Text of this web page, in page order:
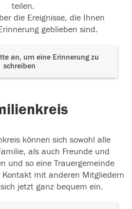
teilen.
die Ereignisse, die Ihnen
geblieben sind.
an, um eine Erinnerung zu
schreiben
können sich sowohl alle
als auch Freunde und
und so eine Trauergemeinde
Kontakt mit anderen Mitgliedern
jetzt ganz bequem ein.